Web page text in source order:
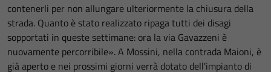
contenerli per non allungare ulteriormente la chiusura della
strada. Quanto è stato realizzato ripaga tutti dei disagi
sopportati in queste settimane: ora la via Gavazzeni è
nuovamente percorribile». A Mossini, nella contrada Maioni, è
già aperto e nei prossimi giorni verrà dotato dell'impianto di